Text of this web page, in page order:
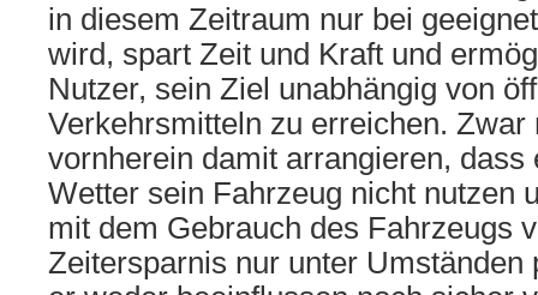
in diesem Zeitraum nur bei
wird, spart Zeit und Kraft und
Nutzer, sein Ziel unabhängig von
Verkehrsmitteln zu erreichen. Zwar
vornherein damit arrangieren, dass
Wetter sein Fahrzeug nicht nutzen
mit dem Gebrauch des Fahrzeugs
Zeitersparnis nur unter Umständen